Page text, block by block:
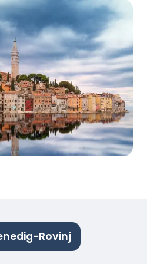
Rovinj